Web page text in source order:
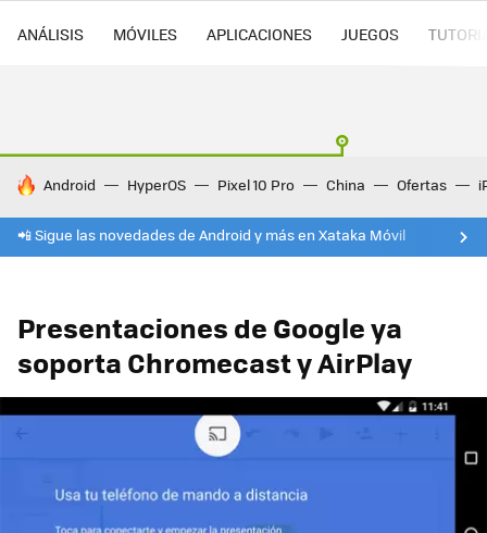
ANÁLISIS MÓVILES APLICACIONES JUEGOS
HOY SE HABLA DE
Android HyperOS Pixel 10 Pro China Ofertas
📲 Sigue las novedades de Android y más en Xataka Móvil
Presentaciones de Google ya
soporta Chromecast y AirPlay